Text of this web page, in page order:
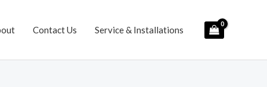
Contact Us Service & Installations